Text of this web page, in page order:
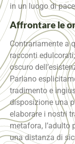
in un luogo di
Affrontare le
Contrariamente a
racconti
oscuro
Parlano
tradimento e
disposizione una
elaborare i nostri
metafora, l’adulto
una distanza di